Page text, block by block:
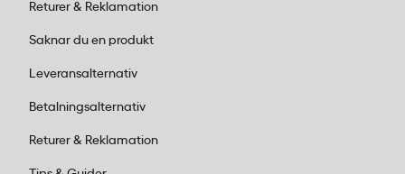
Returer & Reklamation
Saknar du en produkt
Leveransalternativ
Betalningsalternativ
Returer & Reklamation